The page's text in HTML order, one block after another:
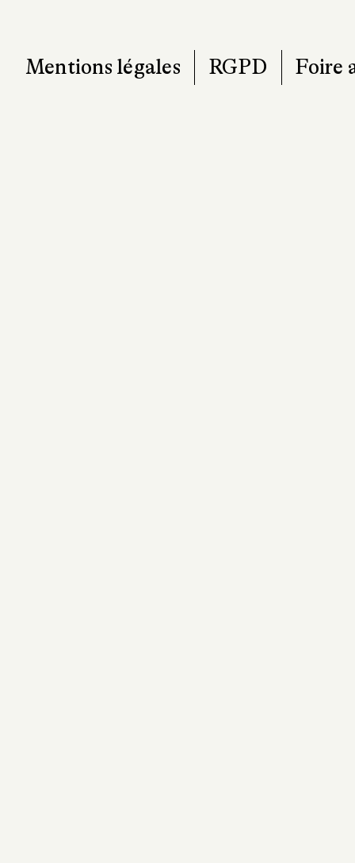
Mentions légales RGPD Foire